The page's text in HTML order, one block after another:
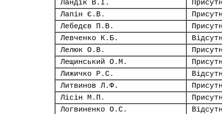
Ландік В.І.
Лапін Є.В.
Лебедєв П.В.
Левченко К.Б.
Лелюк О.В.
Лещинський О.М.
Лижичко Р.С.
Литвинов Л.Ф.
Лісін М.П.
Логвиненко О.С.